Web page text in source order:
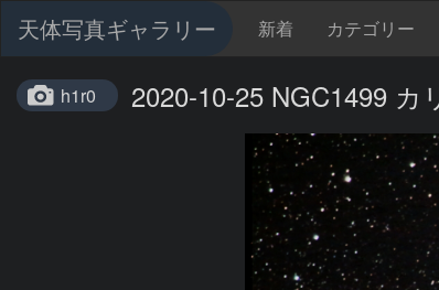
天体写真ギャラリー 新着 カテゴリー
h1r0 2020-10-25 NGC1499